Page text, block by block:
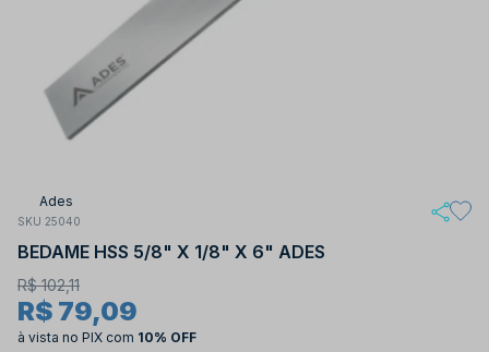
Ades
SKU 25040
BEDAME HSS 5/8" X 1/8" X 6" ADES
R$ 102,11
R$ 79,09
à vista no PIX com 10% OFF